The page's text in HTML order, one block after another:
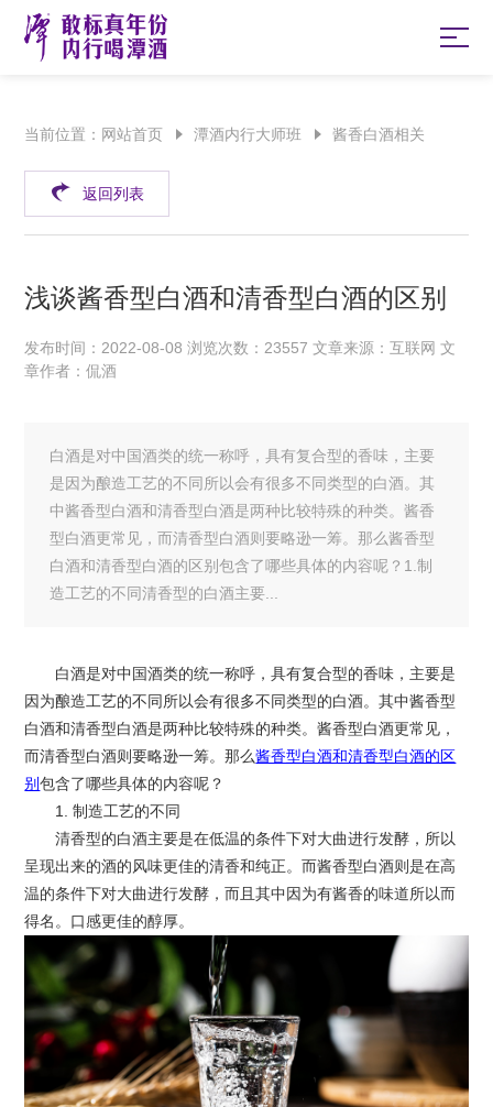
当前位置： 网站首页 潭酒内行大师班 酱香白酒相关
返回列表
浅谈酱香型白酒和清香型白酒的区别
发布时间：2022-08-08 浏览次数：23557 文章来源：互联网 文
章作者：侃酒
白酒是对中国酒类的统一称呼，具有复合型的香味，主要
是因为酿造工艺的不同所以会有很多不同类型的白酒。其
中酱香型白酒和清香型白酒是两种比较特殊的种类。酱香
型白酒更常见，而清香型白酒则要略逊一筹。那么酱香型
白酒和清香型白酒的区别包含了哪些具体的内容呢？1.制
造工艺的不同清香型的白酒主要...
白酒是对中国酒类的统一称呼，具有复合型的香味，主要是
因为酿造工艺的不同所以会有很多不同类型的白酒。其中酱香型
白酒和清香型白酒是两种比较特殊的种类。酱香型白酒更常见，
而清香型白酒则要略逊一筹。那么酱香型白酒和清香型白酒的区
别包含了哪些具体的内容呢？
1. 制造工艺的不同
清香型的白酒主要是在低温的条件下对大曲进行发酵，所以
呈现出来的酒的风味更佳的清香和纯正。而酱香型白酒则是在高
温的条件下对大曲进行发酵，而且其中因为有酱香的味道所以而
得名。口感更佳的醇厚。